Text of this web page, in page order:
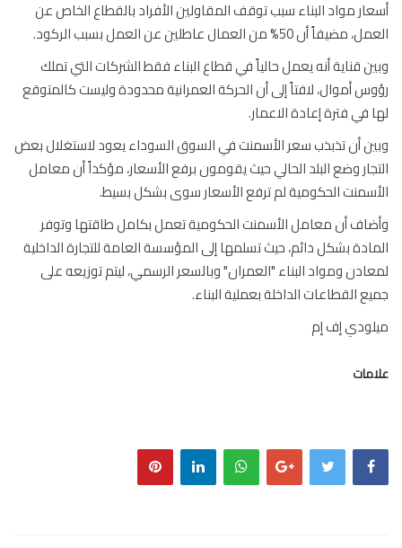
مواد البناء سبب توقف المقاولين الأفراد بالقطاع الخاص عن
أن 50% من العمال عاطلين عن العمل بسبب الركود.
قناية أنه يعمل حالياً في قطاع البناء فقط الشركات التي تملك
أموال، لافتاً إلى أن الحركة العمرانية محدودة وليست كالمتوقع
في فترة إعادة الاعمار.
أن تذبذب سعر الأسمنت في السوق السوداء يعود لاستغلال بعض
وضع البلد الحالي حيث يقومون برفع الأسعار، مؤكداً أن معامل
الحكومية لم ترفع الأسعار سوى بشكل بسيط.
أن معامل الأسمنت الحكومية تعمل بكامل طاقتها وتوفر
بشكل دائم، حيث تسلمها إلى المؤسسة العامة للتجارة الداخلية
ومواد البناء "العمران" وبالسعر الرسمي، ليتم توزيعه على
القطاعات الداخلة بعملية البناء.
إف إم